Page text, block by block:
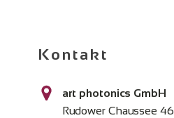
Kontakt
art photonics GmbH
Rudower Chaussee 46